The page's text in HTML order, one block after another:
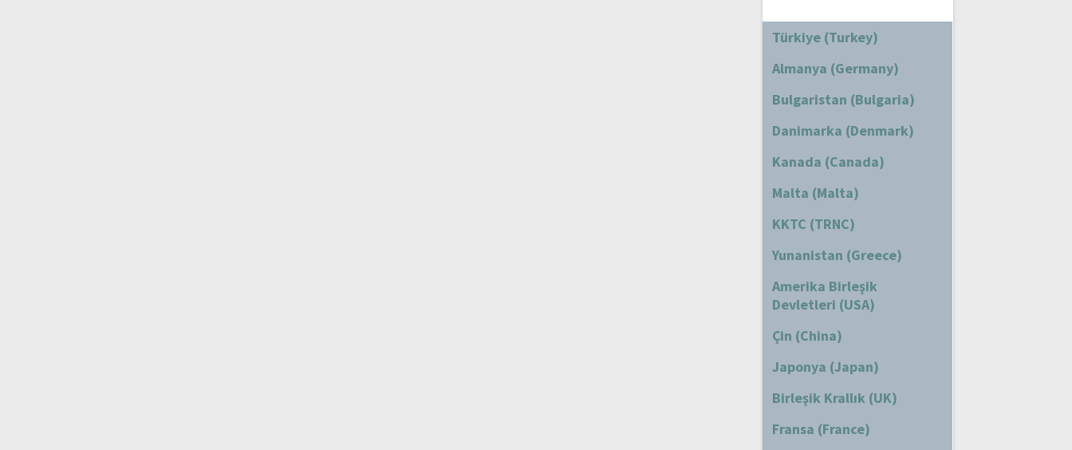
Türkiye (Turkey)
Almanya (Germany)
Bulgaristan (Bulgaria)
Danimarka (Denmark)
Kanada (Canada)
Malta (Malta)
KKTC (TRNC)
Yunanistan (Greece)
Amerika Birleşik
Devletleri (USA)
Çin (China)
Japonya (Japan)
Birleşik Krallık (UK)
Fransa (France)